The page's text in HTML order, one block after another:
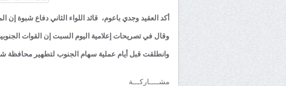
أكد العقيد وجدي باعوم، قائد اللواء الثاني دفاع شبوة
وقال في تصريحات إعلامية اليوم السبت إن القوات
وانطلقت قبل أيام عملية سهام الجنوب لتطهير محافظة
مشــــاركـــة